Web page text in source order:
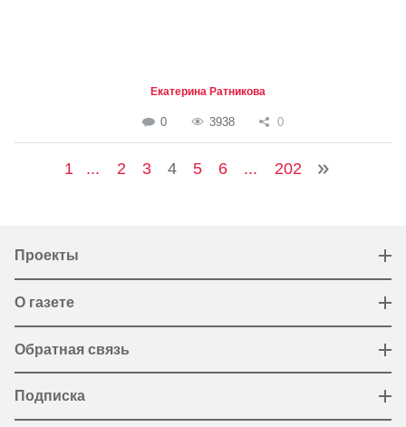
Екатерина Ратникова
0 3938 0
1 ... 2 3 4 5 6 ... 202
Проекты
О газете
Обратная связь
Подписка